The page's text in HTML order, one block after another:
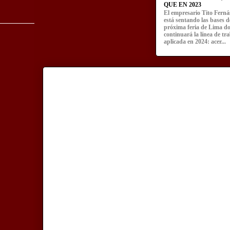
QUE EN 2023
El empresario Tito
está sentando las bases
próxima feria de Lima
continuará la línea de
aplicada en 2024: acer...